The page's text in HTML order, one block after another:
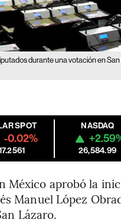
durante una votación en
SPOT
-0.02%
NASDAQ
26,584.99
México aprobó la
Manuel López
Lázaro.